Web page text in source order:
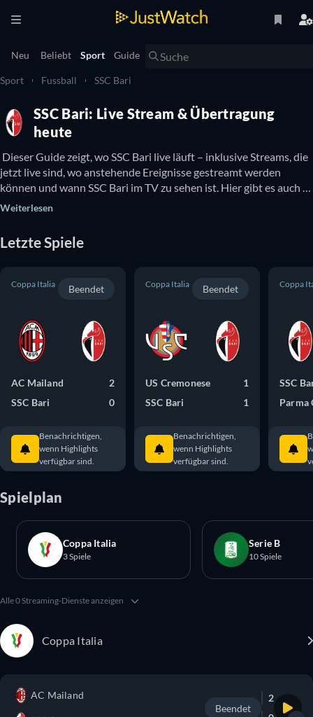
Neu Beliebt Sport Guide
Sport Fussball SSC Bari
SSC Bari: Live Stream & Übertragung
heute
Dieser Guide zeigt, wo SSC Bari live läuft – inklusive Streams, die
jetzt live sind, wo anstehende Ereignisse gestreamt werden
können und wann SSC Bari im TV zu sehen ist. Hier gibt es auch
Weiterlesen
Letzte Spiele
Coppa Italia Beendet
AC Mailand
2
SSC Bari
0
Benachrichtigen,
wenn Highlights
verfügbar sind.
Coppa Italia Beendet
US Cremonese
1
SSC Bari
1
Benachrichtigen,
wenn Highlights
verfügbar sind.
Coppa
SSC
Parma
Spielplan
Coppa Italia
3 Spiele
Serie B
10 Spiele
Alle 0 Streaming-Dienste anzeigen
Coppa Italia
AC Mailand
Beendet
2